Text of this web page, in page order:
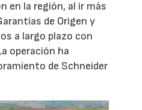
en la región, al ir más
de Origen y
a largo plazo con
operación ha
de Schneider